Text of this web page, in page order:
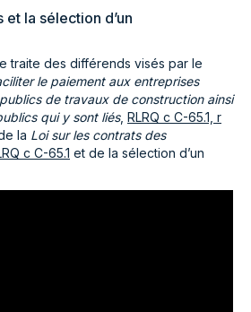
la sélection d’un
traite des différends visés par le
le paiement aux entreprises
de travaux de construction ainsi
qui y sont liés, RLRQ c C-65.1, r
la Loi sur les contrats des
c C-65.1 et de la sélection d’un